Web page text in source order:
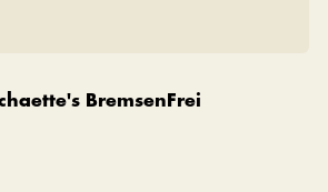
BremsenFrei